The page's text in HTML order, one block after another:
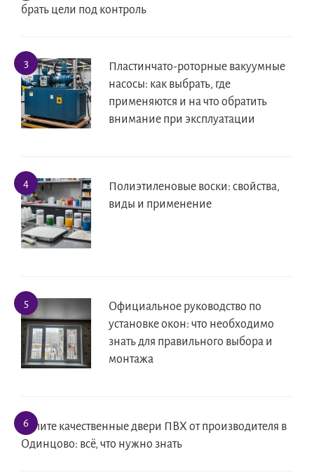
брать цели под контроль
Пластинчато-роторные вакуумные
насосы: как выбрать, где
применяются и на что обратить
внимание при эксплуатации
Полиэтиленовые воски: свойства,
виды и применение
Официальное руководство по
установке окон: что необходимо
знать для правильного выбора и
монтажа
Купите качественные двери ПВХ от производителя в
Одинцово: всё, что нужно знать